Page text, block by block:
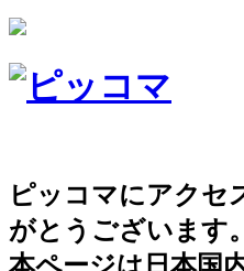
ピッコマにアクセ
がとうございます。
本ページは日本国